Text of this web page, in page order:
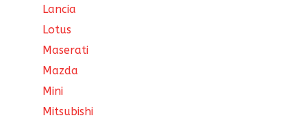
Lancia
Lotus
Maserati
Mazda
Mini
Mitsubishi